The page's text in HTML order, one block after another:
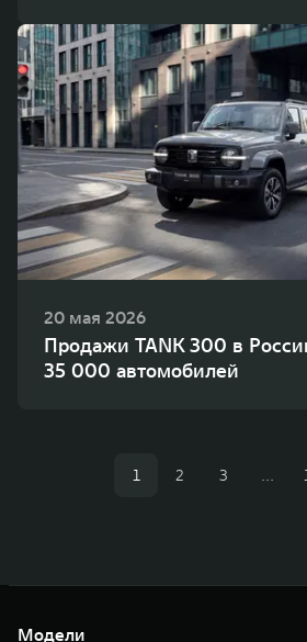
20 мая 2026
Продажи TANK 300 в
35 000 автомобилей
1 2 3 …
Модели